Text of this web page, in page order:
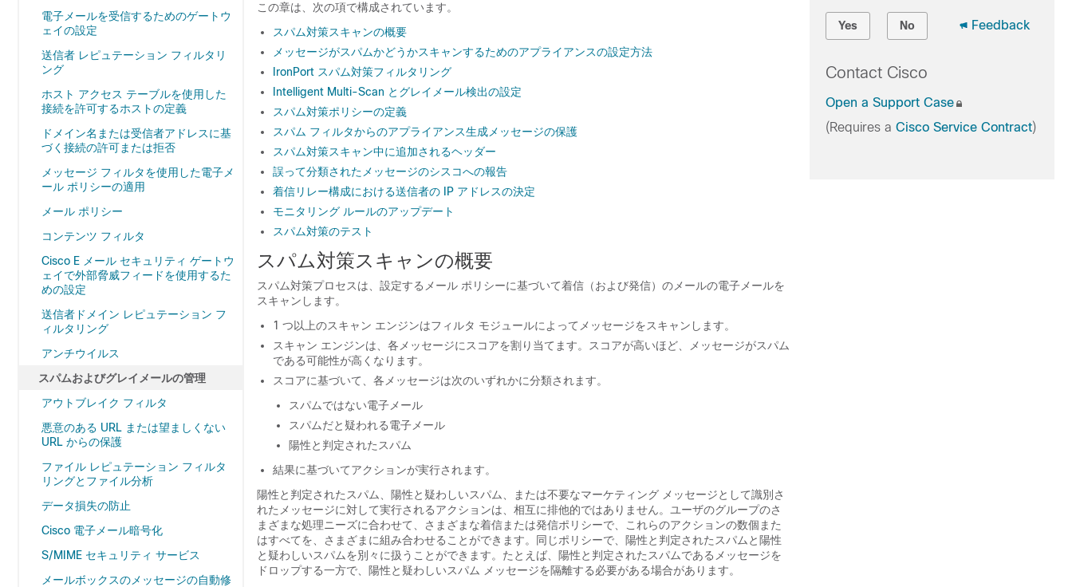
電子メールを受信するためのゲートウ
ェイの設定
送信者 レピュテーション フィルタリ
ング
ホスト アクセス テーブルを使用した
接続を許可するホストの定義
ドメイン名または受信者アドレスに基
づく接続の許可または拒否
メッセージ フィルタを使用した電子メ
ール ポリシーの適用
メール ポリシー
コンテンツ フィルタ
Cisco E メール セキュリティ ゲートウ
ェイで外部脅威フィードを使用するた
めの設定
送信者ドメイン レピュテーション フ
ィルタリング
アンチウイルス
スパムおよびグレイメールの管理
アウトブレイク フィルタ
悪意のある URL または望ましくない
URL からの保護
ファイル レピュテーション フィルタ
リングとファイル分析
データ損失の防止
Cisco 電子メール暗号化
S/MIME セキュリティ サービス
メールボックスのメッセージの自動修
この章は、次の項で構成されています。
スパム対策スキャンの概要
メッセージがスパムかどうかスキャンするためのアプライアンスの設定方法
IronPort スパム対策フィルタリング
Intelligent Multi-Scan とグレイメール検出の設定
スパム対策ポリシーの定義
スパム フィルタからのアプライアンス生成メッセージの保護
スパム対策スキャン中に追加されるヘッダー
誤って分類されたメッセージのシスコへの報告
着信リレー構成における送信者の IP アドレスの決定
モニタリング ルールのアップデート
スパム対策のテスト
スパム対策スキャンの概要
スパム対策プロセスは、設定するメール ポリシーに基づいて着信（および発信）のメールの電子メールを
スキャンします。
1 つ以上のスキャン エンジンはフィルタ モジュールによってメッセージをスキャンします。
スキャン エンジンは、各メッセージにスコアを割り当てます。スコアが高いほど、メッセージがスパム
である可能性が高くなります。
スコアに基づいて、各メッセージは次のいずれかに分類されます。
スパムではない電子メール
スパムだと疑われる電子メール
陽性と判定されたスパム
結果に基づいてアクションが実行されます。
陽性と判定されたスパム、陽性と疑わしいスパム、または不要なマーケティング メッセージとして識別さ
れたメッセージに対して実行されるアクションは、相互に排他的ではありません。ユーザのグループのさ
まざまな処理ニーズに合わせて、さまざまな着信または発信ポリシーで、これらのアクションの数個また
はすべてを、さまざまに組み合わせることができます。同じポリシーで、陽性と判定されたスパムと陽性
と疑わしいスパムを別々に扱うことができます。たとえば、陽性と判定されたスパムであるメッセージを
ドロップする一方で、陽性と疑わしいスパム メッセージを隔離する必要がある場合があります。
Yes No Feedback
Contact Cisco
Open a Support Case
(Requires a Cisco Service Contract)